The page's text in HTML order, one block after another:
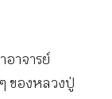
อาจารย์
ของหลวงปู่